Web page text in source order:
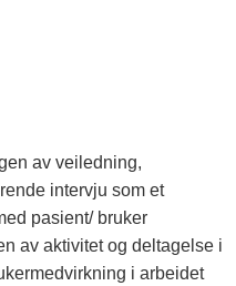
av veiledning,
intervju som et
pasient/ bruker
av aktivitet og deltagelse i
i arbeidet